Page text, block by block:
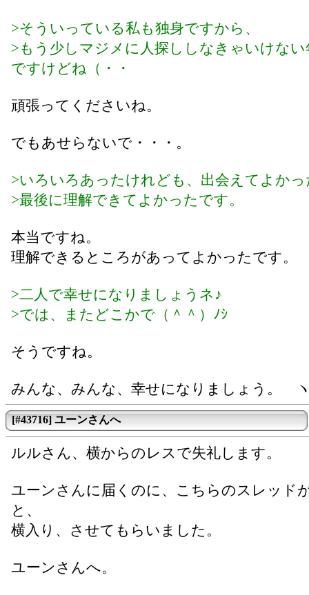
>そういっている私も独身ですから、
>もう少しマジメに人探ししなきゃいけな
ですけどね（・・ゞ
頑張ってくださいね。
でもあせらないで・・・。
>いろいろあったけれども、出会えてよか
>最後に理解できてよかったです。
本当ですね。
理解できるところがあってよかったです。
>二人で幸せになりましょうネ♪
>では、またどこかで（＾＾）ﾉｼ
そうですね。
みんな、みんな、幸せになりましょう。
[#43716] ユーンさんへ
ルルさん、横からのレスで失礼します。
ユーンさんに届くのに、こちらのスレッド
と、
横入り、させてもらいました。
ユーンさんへ。